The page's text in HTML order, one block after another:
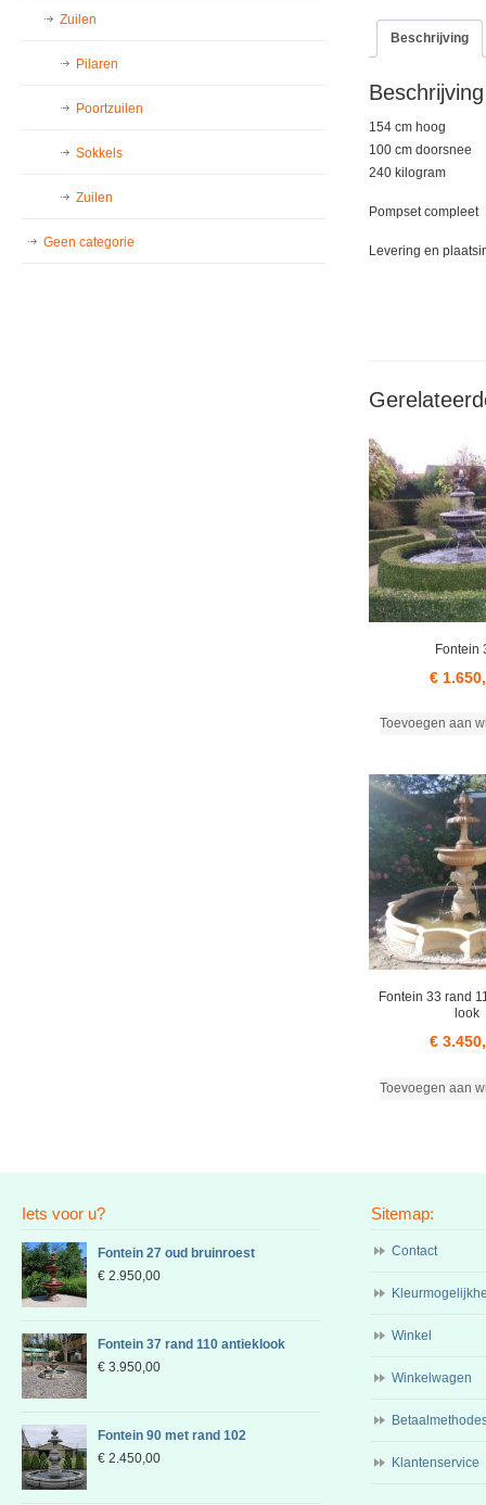
Beschrijving
Beschrijving
154 cm hoog
100 cm doorsnee
240 kilogram
Pompset compleet
Levering en
Fontein
€
Toevoegen aan
Fontein 33 rand
look
€
Toevoegen aan
Zuilen
Pilaren
Poortzuilen
Sokkels
Zuilen
Geen categorie
Iets voor u?
Fontein 27 oud bruinroest
€ 2.950,00
Fontein 37 rand 110 antieklook
€ 3.950,00
Fontein 90 met rand 102
€ 2.450,00
Sitemap:
Contact
Winkel
Winkelwagen
Klantenservice